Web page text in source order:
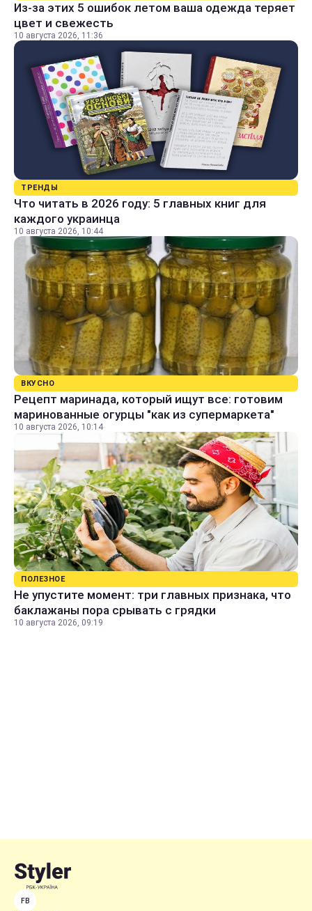
Из-за этих 5 ошибок летом ваша одежда теряет
цвет и свежесть
10 августа 2026, 11:36
ТРЕНДЫ
Что читать в 2026 году: 5 главных книг для
каждого украинца
10 августа 2026, 10:44
ВКУСНО
Рецепт маринада, который ищут все: готовим
маринованные огурцы "как из супермаркета"
10 августа 2026, 10:14
ПОЛЕЗНОЕ
Не упустите момент: три главных признака, что
баклажаны пора срывать с грядки
10 августа 2026, 09:19
FB